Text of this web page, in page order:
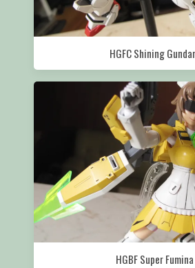
HGFC Shining
HGBF Super Fumina